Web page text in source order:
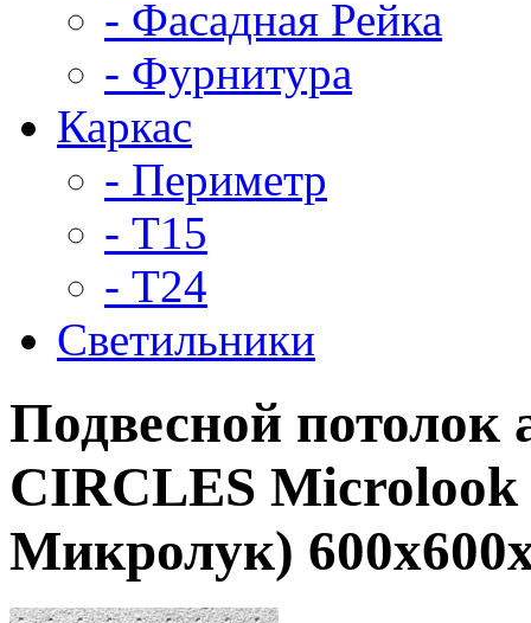
- Фасадная Рейка
- Фурнитура
Каркас
- Периметр
- Т15
- Т24
Светильники
Подвесной потолок
CIRCLES
Микролук)